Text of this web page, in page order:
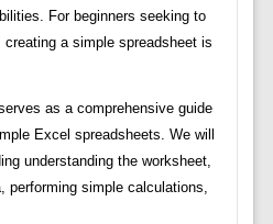
For beginners seeking to
a simple spreadsheet is
as a comprehensive guide
Excel spreadsheets. We will
understanding the worksheet,
performing simple calculations,